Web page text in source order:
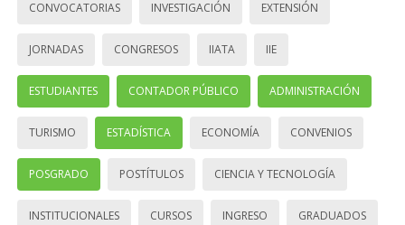
CONVOCATORIAS INVESTIGACIÓN EXTENSIÓN
JORNADAS CONGRESOS IIATA IIE
ESTUDIANTES CONTADOR PÚBLICO ADMINISTRACIÓN
TURISMO ESTADÍSTICA ECONOMÍA CONVENIOS
POSGRADO POSTÍTULOS CIENCIA Y TECNOLOGÍA
INSTITUCIONALES CURSOS INGRESO GRADUADOS